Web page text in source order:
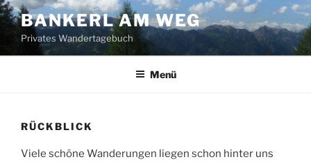
Zum
Inhalt
springen
BANKERL AM WEG
Privates Wandertagebuch
Menü
RÜCKBLICK
Viele schöne Wanderungen liegen schon hinter uns